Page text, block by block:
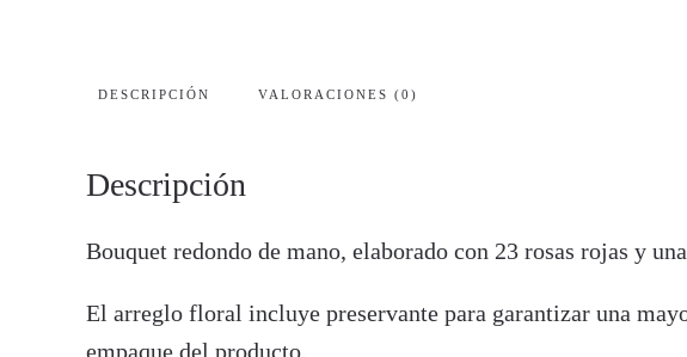
DESCRIPCIÓN VALORACIONES (0)
Descripción
Bouquet redondo de mano, elaborado con 23 rosas rojas y
El arreglo floral incluye preservante para garantizar una
empaque del producto.